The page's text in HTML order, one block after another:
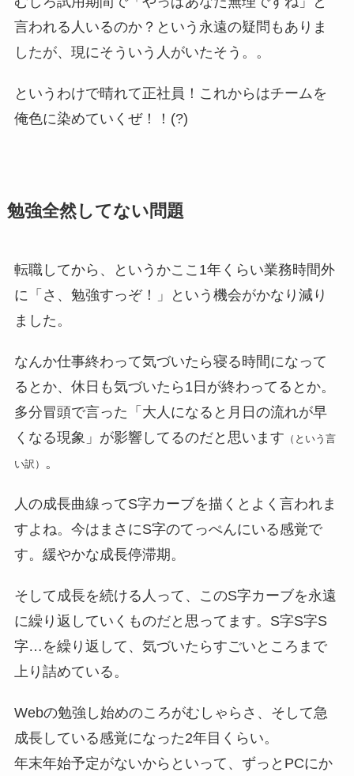
言われる人いるのか？という永遠の疑問もありま
したが、現にそういう人がいたそう。。
というわけで晴れて正社員！これからはチームを
俺色に染めていくぜ！！(?)
勉強全然してない問題
転職してから、というかここ1年くらい業務時間外
に「さ、勉強すっぞ！」という機会がかなり減り
ました。
なんか仕事終わって気づいたら寝る時間になって
るとか、休日も気づいたら1日が終わってるとか。
多分冒頭で言った「大人になると月日の流れが早
くなる現象」が影響してるのだと思います （という言
い訳） 。
人の成長曲線ってS字カーブを描くとよく言われま
すよね。今はまさにS字のてっぺんにいる感覚で
す。緩やかな成長停滞期。
そして成長を続ける人って、このS字カーブを永遠
に繰り返していくものだと思ってます。S字S字S
字…を繰り返して、気づいたらすごいところまで
上り詰めている。
Webの勉強し始めのころがむしゃらさ、そして急
成長している感覚になった2年目くらい。
年末年始予定がないからといって、ずっとPCにか